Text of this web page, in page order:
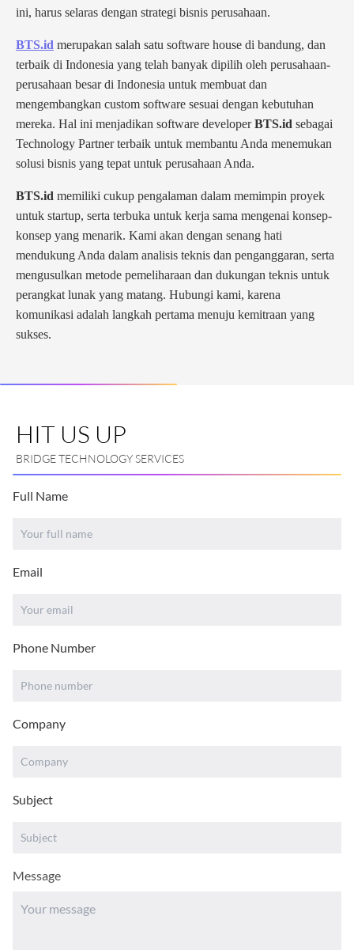
ini, harus selaras dengan strategi bisnis perusahaan.
BTS.id merupakan salah satu software house di bandung, dan
terbaik di Indonesia yang telah banyak dipilih oleh perusahaan-
perusahaan besar di Indonesia untuk membuat dan
mengembangkan custom software sesuai dengan kebutuhan
mereka. Hal ini menjadikan software developerBTS.id sebagai
Technology Partner terbaik untuk membantu Anda menemukan
solusi bisnis yang tepat untuk perusahaan Anda.
BTS.id memiliki cukup pengalaman dalam memimpin proyek
untuk startup, serta terbuka untuk kerja sama mengenai konsep-
konsep yang menarik. Kami akan dengan senang hati
mendukung Anda dalam analisis teknis dan penganggaran, serta
mengusulkan metode pemeliharaan dan dukungan teknis untuk
perangkat lunak yang matang. Hubungi kami, karena
komunikasi adalah langkah pertama menuju kemitraan yang
sukses.
Full Name
Email
Phone Number
Company
Subject
Message
HIT US UP
BRIDGE TECHNOLOGY SERVICES